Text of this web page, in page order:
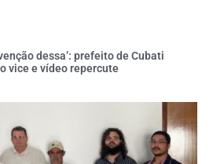
dessa’: prefeito de Cubati
vice e vídeo repercute